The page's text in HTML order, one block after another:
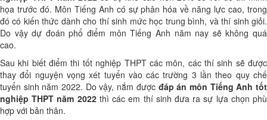
họa trước đó. Môn Tiếng Anh có sự phân hóa về năng lực cao, trong
đó có kiến thức dành cho thí sinh mức học trung bình, và thí sinh giỏi.
Do vậy dự đoán phổ điểm môn Tiếng Anh năm nay sẽ không quá
cao.
Sau khi biết điểm thi tốt nghiệp THPT các môn, các thí sinh sẽ được
thay đổi nguyện vọng xét tuyển vào các trường 3 lần theo quy chế
tuyển sinh năm 2022. Do vậy, nắm được đáp án môn Tiếng Anh tốt
nghiệp THPT năm 2022thì các em thí sinh đưa ra sự lựa chọn phù
hợp với bản thân.